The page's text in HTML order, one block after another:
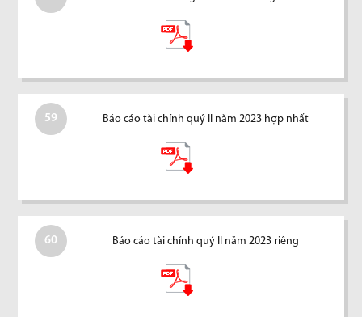
59 Báo cáo tài chính quý II năm 2023 hợp nhất
60 Báo cáo tài chính quý II năm 2023 riêng